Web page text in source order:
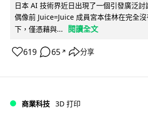
日本 AI 技術界近日出現了一個引發廣泛
偶像前 Juice=Juice 成員宮本佳林在完全
下，僅憑藉與...
閱讀全文
619 65 ↗ 分享
商業科技 3D 打印